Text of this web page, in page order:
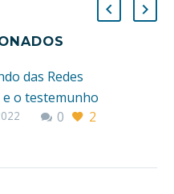
das Redes
e o testemunho
será o tema
0 2